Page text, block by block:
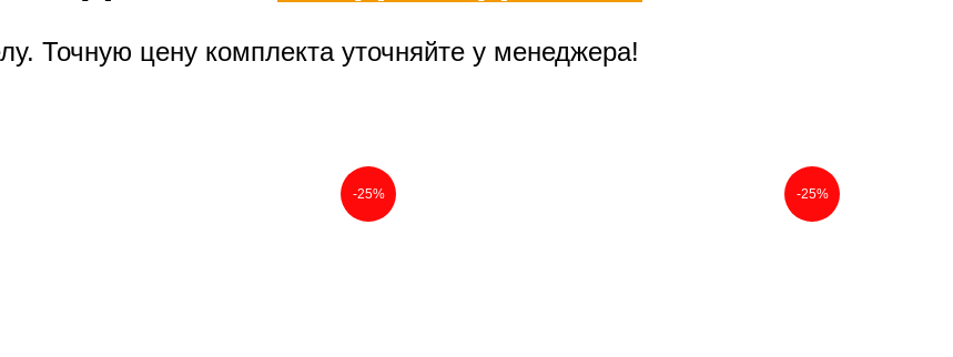
Точную цену комплекта уточняйте у менеджера!
-25% -25%